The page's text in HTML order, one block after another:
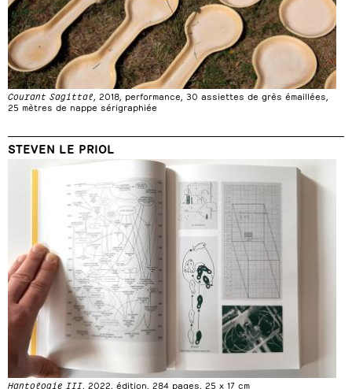
Courant Sagittal , 2018, performance, 30 assiettes de grès émaillées,
25 mètres de nappe sérigraphiée
STEVEN LE PRIOL
Hantologie III, 2022, édition, 284 pages, 25 x 17 cm